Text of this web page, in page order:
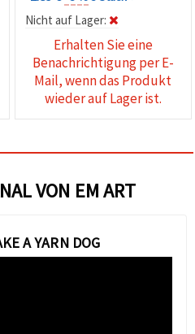
Nicht auf Lager:
Erhalten Sie eine
Benachrichtigung per E-
Mail, wenn das Produkt
wieder auf Lager ist.
VON EM ART
A YARN DOG